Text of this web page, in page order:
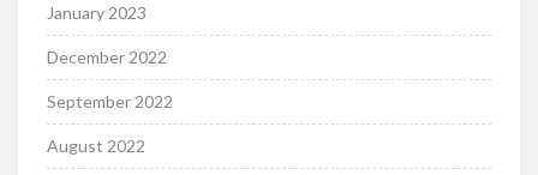
January 2023
December 2022
September 2022
August 2022